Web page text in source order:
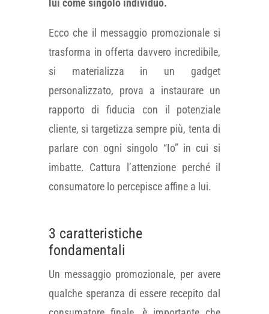
Ecco che il messaggio promozionale si
trasforma in offerta davvero incredibile,
si materializza in un gadget
personalizzato, prova a instaurare un
rapporto di fiducia con il potenziale
cliente, si targetizza sempre più, tenta di
parlare con ogni singolo “Io” in cui si
imbatte. Cattura l’attenzione perché il
consumatore lo percepisce affine a lui.
3 caratteristiche
fondamentali
Un messaggio promozionale, per avere
qualche speranza di essere recepito dal